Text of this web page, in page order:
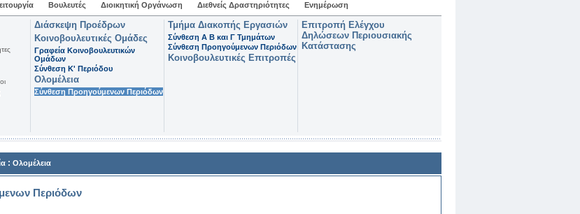
Βουλευτές Διοικητική Οργάνωση Διεθνείς Δραστηριότητες Ενημέρωση
Διάσκεψη Προέδρων
Κοινοβουλευτικές Ομάδες
Γραφεία Κοινοβουλευτικών
Ομάδων
Σύνθεση K' Περιόδου
Ολομέλεια
Σύνθεση Προηγούμενων Περιόδων
Τμήμα Διακοπής Εργασιών
Σύνθεση Α Β και Γ Τμημάτων
Σύνθεση Προηγούμενων Περιόδων
Κοινοβουλευτικές Επιτροπές
Επιτροπή Ελέγχου
Δηλώσεων Περιουσιακής
Κατάστασης
: Ολομέλεια
Περιόδων